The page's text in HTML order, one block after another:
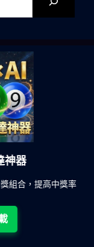
器
組合，提高中獎率